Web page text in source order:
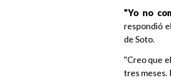
"Yo no
respondió
de Soto.
"Creo que
tres meses.